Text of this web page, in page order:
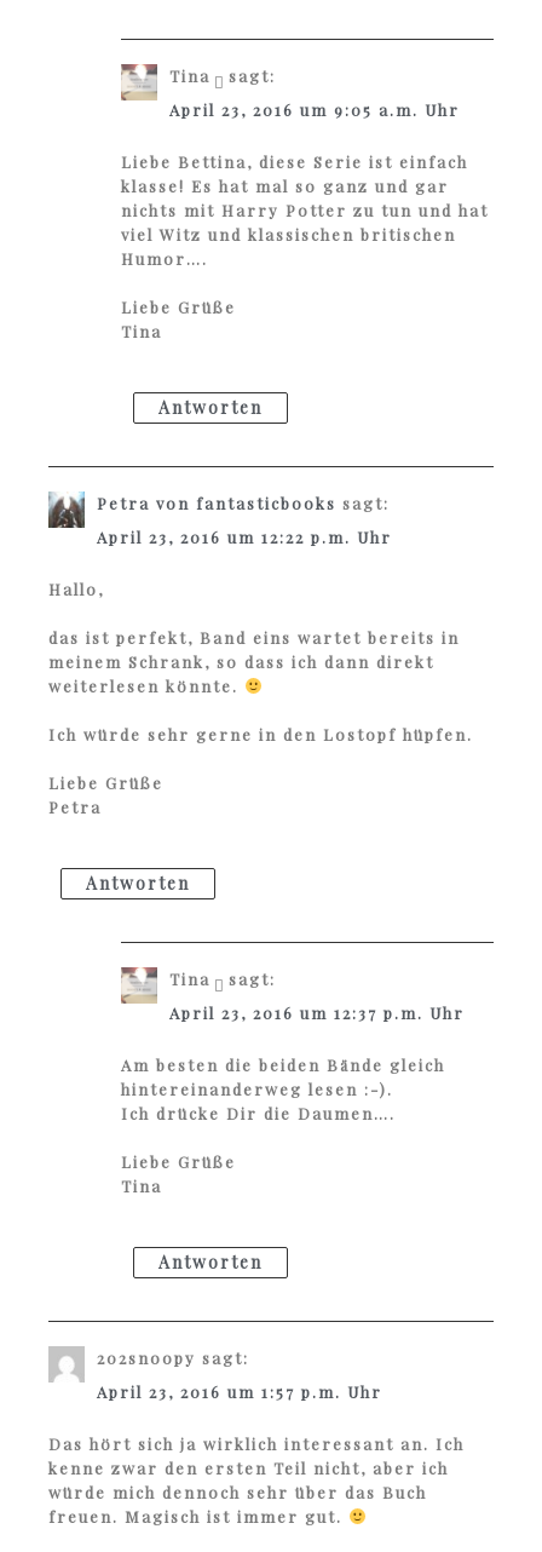
Tina
sagt:
April 23, 2016 um 9:05 a.m. Uhr
Liebe Bettina, diese Serie ist einfach
klasse! Es hat mal so ganz und gar
nichts mit Harry Potter zu tun und hat
viel Witz und klassischen britischen
Humor….
Liebe Grüße
Tina
Antworten
Petra von fantasticbooks sagt:
April 23, 2016 um 12:22 p.m. Uhr
Hallo,
das ist perfekt, Band eins wartet bereits in
meinem Schrank, so dass ich dann direkt
weiterlesen könnte.
Ich würde sehr gerne in den Lostopf hüpfen.
Liebe Grüße
Petra
Antworten
Tina
sagt:
April 23, 2016 um 12:37 p.m. Uhr
Am besten die beiden Bände gleich
hintereinanderweg lesen :-).
Ich drücke Dir die Daumen….
Liebe Grüße
Tina
Antworten
202snoopy sagt:
April 23, 2016 um 1:57 p.m. Uhr
Das hört sich ja wirklich interessant an. Ich
kenne zwar den ersten Teil nicht, aber ich
würde mich dennoch sehr über das Buch
freuen. Magisch ist immer gut.